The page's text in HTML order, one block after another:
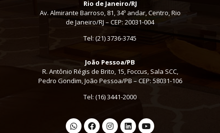
Rio de Janeiro/RJ
Av. Almirante Barroso, 81, 34º andar, Centro, Rio
de Janeiro/RJ – CEP: 20031-004
Tel: (21) 3736-3745
João Pessoa/PB
R. Antônio Régis de Brito, 15, Foccus, Sala SCC,
Pedro Gondim, João Pessoa/PB – CEP: 58031-106
Tel: (16) 3441-2000